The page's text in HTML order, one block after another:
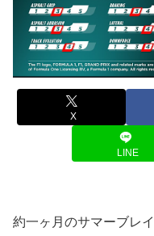
X
LINE
約一ヶ月のサマーブレ